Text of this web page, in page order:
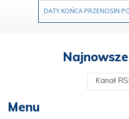
DATY KOŃCA PRZENOSIN
Kanał
Menu